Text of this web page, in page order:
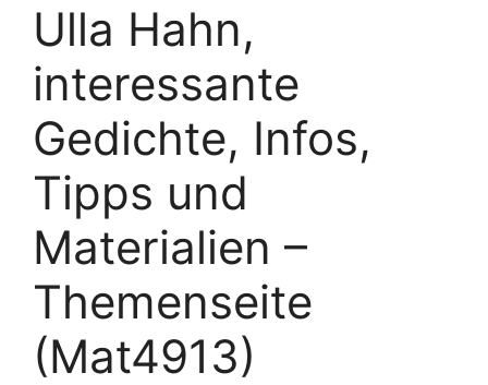
Ulla Hahn,
interessante
Gedichte, Infos,
Tipps und
Materialien –
Themenseite
(Mat4913)